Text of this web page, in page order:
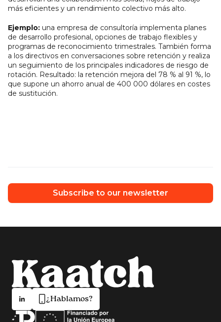
Subscribe to our newsletter
más eficientes y un rendimiento colectivo más alto.
Ejemplo: una empresa de consultoría implementa planes
de desarrollo profesional, opciones de trabajo flexibles y
programas de reconocimiento trimestrales. También forma
a los directivos en conversaciones sobre retención y realiza
un seguimiento de los principales indicadores de riesgo de
rotación. Resultado: la retención mejora del 78 % al 91 %, lo
que supone un ahorro anual de 400 000 dólares en costes
de sustitución.
¿Hablamos?